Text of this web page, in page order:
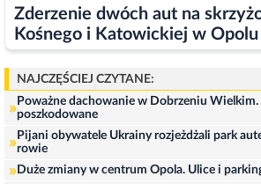
Zderzenie dwóch aut na
Kośnego i Katowickiej w Opolu
NAJCZĘŚCIEJ CZYTANE:
» Poważne dachowanie w Dobrzeniu Wielkim.
poszkodowane
» Pijani obywatele Ukrainy rozjeżdżali park
rowie
» Duże zmiany w centrum Opola. Ulice i